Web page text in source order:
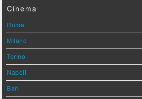
Cinema
Roma
Milano
Torino
Napoli
Bari